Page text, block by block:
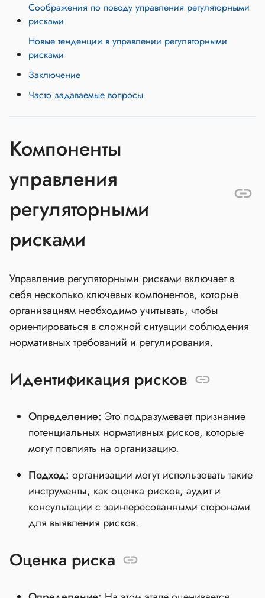
Соображения по поводу управления регуляторными
рисками
Новые тенденции в управлении регуляторными
рисками
Заключение
Часто задаваемые вопросы
Компоненты
управления
регуляторными
рисками
Управление регуляторными рисками включает в
себя несколько ключевых компонентов, которые
организациям необходимо учитывать, чтобы
ориентироваться в сложной ситуации соблюдения
нормативных требований и регулирования.
Идентификация рисков
Определение: Это подразумевает признание
потенциальных нормативных рисков, которые
могут повлиять на организацию.
Подход: организации могут использовать такие
инструменты, как оценка рисков, аудит и
консультации с заинтересованными сторонами
для выявления рисков.
Оценка риска